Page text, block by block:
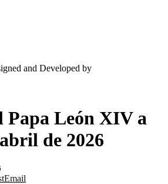
and Developed by
Papa León XIV a
de 2026
Email